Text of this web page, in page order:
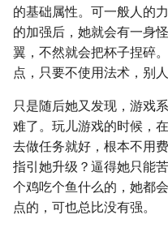
的基础属性。可一般人的
的加强后，她就会有一身
翼，不然就会把杯子捏碎
点，只要不使用法术，别
只是随后她又发现，游戏
难了。玩儿游戏的时候，
去做任务就好，根本不用
指引她升级？逼得她只能
个鸡吃个鱼什么的，她都
点的，可也总比没有强。